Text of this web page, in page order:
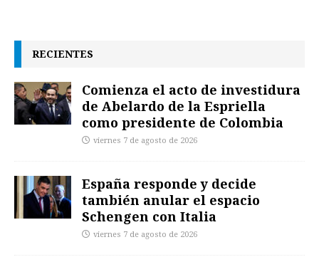
RECIENTES
Comienza el acto de investidura
de Abelardo de la Espriella
como presidente de Colombia
viernes 7 de agosto de 2026
España responde y decide
también anular el espacio
Schengen con Italia
viernes 7 de agosto de 2026